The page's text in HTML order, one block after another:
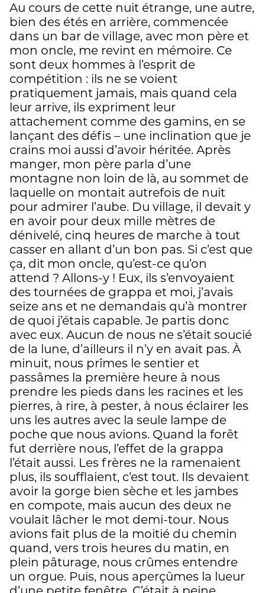
Au cours de cette nuit étrange, une autre,
bien des étés en arrière, commencée
dans un bar de village, avec mon père et
mon oncle, me revint en mémoire. Ce
sont deux hommes à l’esprit de
compétition : ils ne se voient
pratiquement jamais, mais quand cela
leur arrive, ils expriment leur
attachement comme des gamins, en se
lançant des défis – une inclination que je
crains moi aussi d’avoir héritée. Après
manger, mon père parla d’une
montagne non loin de là, au sommet de
laquelle on montait autrefois de nuit
pour admirer l’aube. Du village, il devait y
en avoir pour deux mille mètres de
dénivelé, cinq heures de marche à tout
casser en allant d’un bon pas. Si c’est que
ça, dit mon oncle, qu’est-ce qu’on
attend ? Allons-y ! Eux, ils s’envoyaient
des tournées de grappa et moi, j’avais
seize ans et ne demandais qu’à montrer
de quoi j’étais capable. Je partis donc
avec eux. Aucun de nous ne s’était soucié
de la lune, d’ailleurs il n’y en avait pas. À
minuit, nous prîmes le sentier et
passâmes la première heure à nous
prendre les pieds dans les racines et les
pierres, à rire, à pester, à nous éclairer les
uns les autres avec la seule lampe de
poche que nous avions. Quand la forêt
fut derrière nous, l’effet de la grappa
l’était aussi. Les frères ne la ramenaient
plus, ils soufflaient, c’est tout. Ils devaient
avoir la gorge bien sèche et les jambes
en compote, mais aucun des deux ne
voulait lâcher le mot demi-tour. Nous
avions fait plus de la moitié du chemin
quand, vers trois heures du matin, en
plein pâturage, nous crûmes entendre
un orgue. Puis, nous aperçûmes la lueur